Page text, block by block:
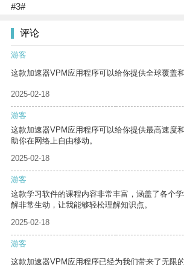
#3#
评论
游客
这款加速器VPM应用程序可以给你提供全球覆盖
2025-02-18
游客
这款加速器VPM应用程序可以给你提供最高速度
助你在网络上自由移动。
2025-02-18
游客
这款学习软件的课程内容非常丰富，涵盖了各个
解非常生动，让我能够轻松理解知识点。
2025-02-18
游客
这款加速器VPM应用程序已经为我们带来了无限